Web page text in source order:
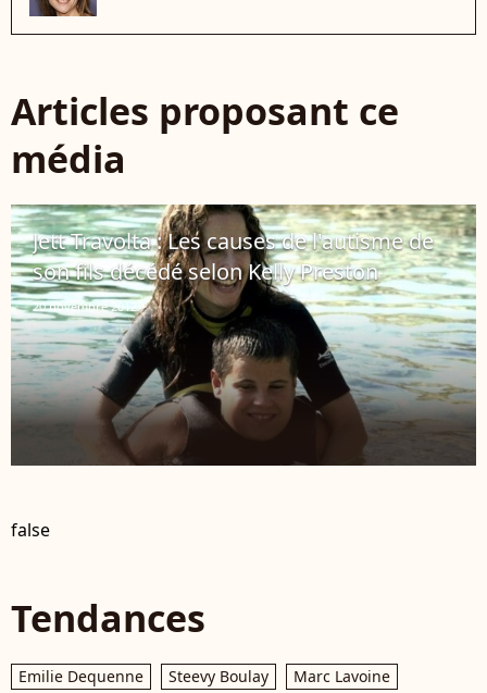
Articles proposant ce
média
Jett Travolta : Les causes de l'autisme de
son fils décédé selon Kelly Preston
20 novembre 2012
false
Tendances
Emilie Dequenne Steevy Boulay Marc Lavoine